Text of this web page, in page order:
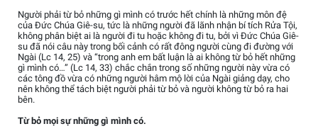
Người phải từ bỏ những gì mình có trước hết chính là những môn đệ
của Đức Chúa Giê-su, tức là những người đã lãnh nhận bí tích Rửa Tội,
không phân biệt ai là người đi tu hoặc không đi tu, bởi vì Đức Chúa Giê-
su đã nói câu này trong bối cảnh có rất đông người cùng đi đường với
Ngài (Lc 14, 25) và “trong anh em bất luận là ai không từ bỏ hết những
gì mình có…” (Lc 14, 33) chắc chắn trong số những người này vừa có
các tông đồ vừa có những người hâm mộ lời của Ngài giảng dạy, cho
nên không thể tách biệt người phải từ bỏ và người không từ bỏ ra hai
bên.
Từ bỏ mọi sự những gì mình có.